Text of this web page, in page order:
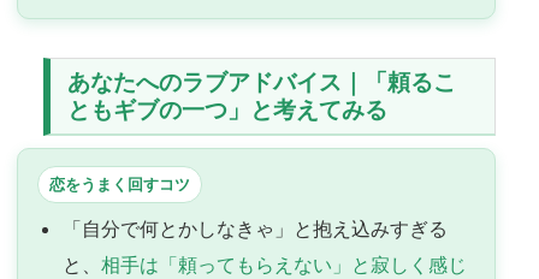
あなたへのラブアドバイス｜「頼るこ
ともギブの一つ」と考えてみる
恋をうまく回すコツ
「自分で何とかしなきゃ」と抱え込みすぎる
と、相手は「頼ってもらえない」と寂しく感じ